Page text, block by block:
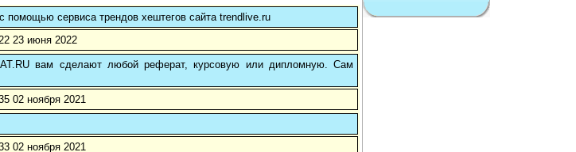
помощью сервиса трендов хештегов сайта trendlive.ru
23 июня 2022
вам сделают любой реферат, курсовую или дипломную. Сам
02 ноября 2021
02 ноября 2021